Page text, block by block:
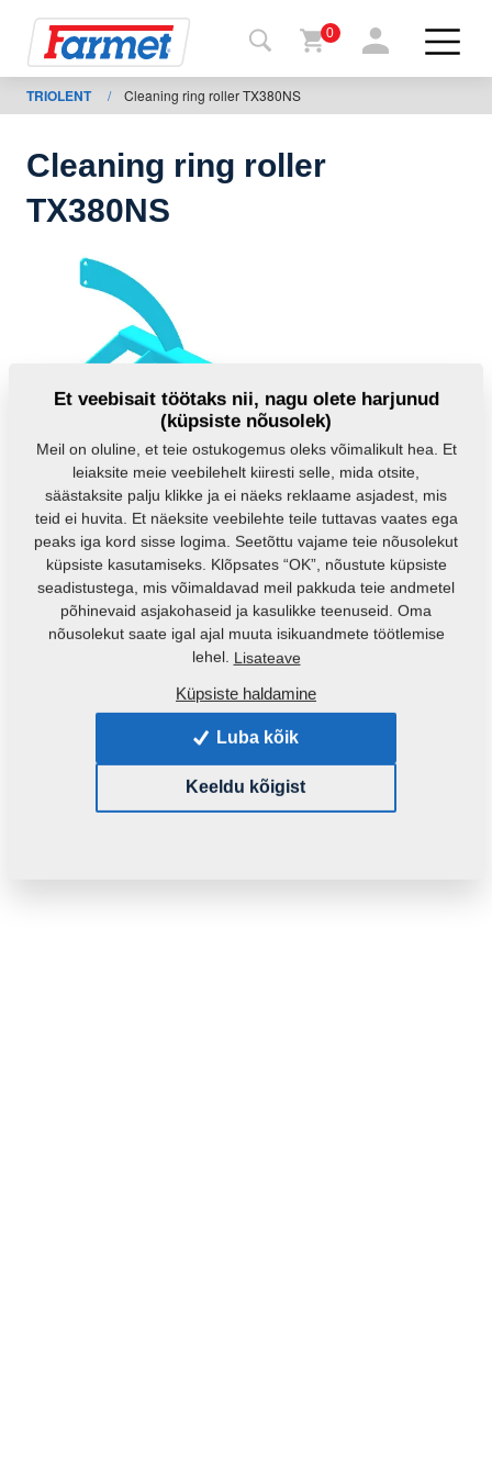
Farmeti
pood
Minu
masinad
Allalaadimiseks
0
TRIOLENT / Cleaning ring roller TX380NS
Cleaning ring roller
TX380NS
3003679
See varuosa sobib ka järgmistele masinatele:
TRIOLENT
Et veebisait töötaks nii, nagu olete harjunud
(küpsiste nõusolek)
Meil on oluline, et teie ostukogemus oleks võimalikult hea. Et
leiaksite meie veebilehelt kiiresti selle, mida otsite,
säästaksite palju klikke ja ei näeks reklaame asjadest, mis
teid ei huvita. Et näeksite veebilehte teile tuttavas vaates ega
peaks iga kord sisse logima. Seetõttu vajame teie nõusolekut
küpsiste kasutamiseks. Klõpsates “OK”, nõustute küpsiste
seadistustega, mis võimaldavad meil pakkuda teie andmetel
põhinevaid asjakohaseid ja kasulikke teenuseid. Oma
nõusolekut saate igal ajal muuta isikuandmete töötlemise
lehel. Lisateave
Küpsiste haldamine
Luba kõik
Keeldu kõigist